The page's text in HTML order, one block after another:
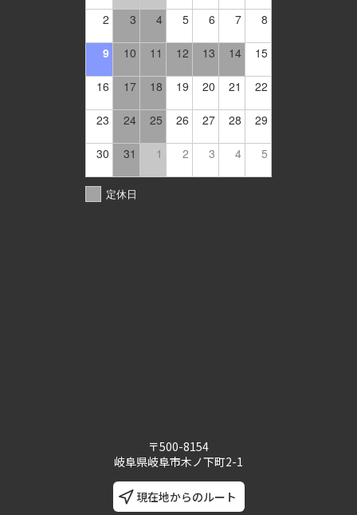
2 3 4 5 6 7 8
9 10 11 12 13 14 15
16 17 18 19 20 21 22
23 24 25 26 27 28 29
30 31 1 2 3 4 5
定休日
〒500-8154
岐阜県岐阜市木ノ下町2-1
現在地からのルート